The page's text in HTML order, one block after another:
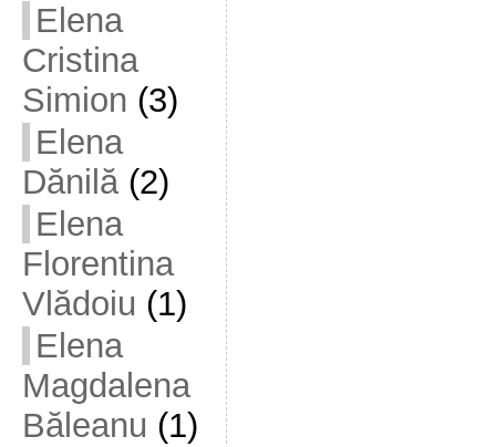
Elena
Cristina
Simion (3)
Elena
Dănilă(2)
Elena
Florentina
Vlădoiu (1)
Elena
Magdalena
Băleanu (1)